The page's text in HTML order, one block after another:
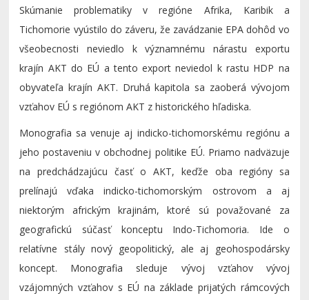
Skúmanie problematiky v regióne Afrika, Karibik a
Tichomorie vyústilo do záveru, že zavádzanie EPA dohôd vo
všeobecnosti neviedlo k významnému nárastu exportu
krajín AKT do EÚ a tento export neviedol k rastu HDP na
obyvateľa krajín AKT. Druhá kapitola sa zaoberá vývojom
vzťahov EÚ s regiónom AKT z historického hľadiska.
Monografia sa venuje aj indicko-tichomorskému regiónu a
jeho postaveniu v obchodnej politike EÚ. Priamo nadväzuje
na predchádzajúcu časť o AKT, keďže oba regióny sa
prelínajú vďaka indicko-tichomorským ostrovom a aj
niektorým africkým krajinám, ktoré sú považované za
geografickú súčasť konceptu Indo-Tichomoria. Ide o
relatívne stály nový geopolitický, ale aj geohospodársky
koncept. Monografia sleduje vývoj vzťahov vývoj
vzájomných vzťahov s EÚ na základe prijatých rámcových